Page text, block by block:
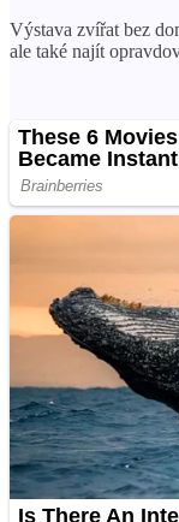
Výstava zvířat bez
ale také najít